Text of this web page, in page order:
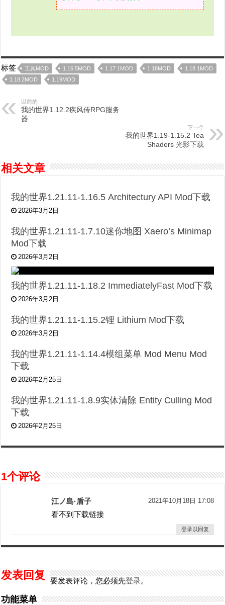
标签 工具MOD 1.16.5MOD 1.17.1MOD 1.18MOD
1.18.1MOD
1.18.2MOD
1.19MOD
以前的
我的世界1.12.2疾风传RPG服务
器
下一个
我的世界1.19-1.15.2 Tea
Shaders 光影下载
相关文章
我的世界1.21.11-1.16.5 Architectury API Mod下载
2026年3月2日
我的世界1.21.11-1.7.10迷你地图 Xaero’s Minimap
Mod下载
2026年3月2日
我的世界1.21.11-1.18.2 ImmediatelyFast Mod下载
2026年3月2日
我的世界1.21.11-1.15.2锂 Lithium Mod下载
2026年3月2日
我的世界1.21.11-1.14.4模组菜单 Mod Menu Mod
下载
2026年2月25日
我的世界1.21.11-1.8.9实体清除 Entity Culling Mod
下载
2026年2月25日
1个评论
江ノ島·盾子 2021年10月18日 17:08
看不到下载链接
登录以回复
发表回复 要发表评论，您必须先登录。
功能菜单